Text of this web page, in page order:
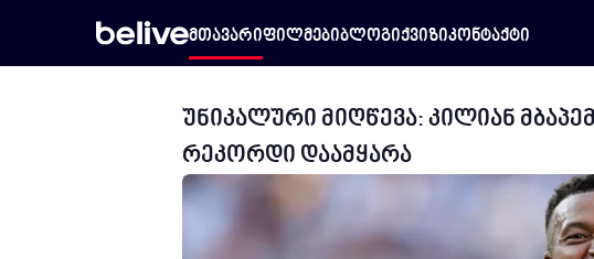
მთავარიფილმებიბლოგიქვიზიკონტაქტი
უნიკალური მიღწევა: კილიან
რეკორდი დაამყარა